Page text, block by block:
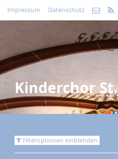
Impressum Datenschutz
Kinderchor
Filteroptionen einblenden